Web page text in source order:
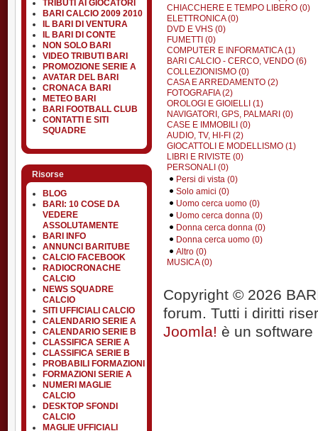
TRIBUTI AI GIOCATORI
BARI CALCIO 2009 2010
IL BARI DI VENTURA
IL BARI DI CONTE
NON SOLO BARI
VIDEO TRIBUTI BARI
PROMOZIONE SERIE A
AVATAR DEL BARI
CRONACA BARI
METEO BARI
BARI FOOTBALL CLUB
CONTATTI E SITI
SQUADRE
Risorse
BLOG
BARI: 10 COSE DA
VEDERE
ASSOLUTAMENTE
BARI INFO
ANNUNCI BARITUBE
CALCIO FACEBOOK
RADIOCRONACHE
CALCIO
NEWS SQUADRE
CALCIO
SITI UFFICIALI CALCIO
CALENDARIO SERIE A
CALENDARIO SERIE B
CLASSIFICA SERIE A
CLASSIFICA SERIE B
PROBABILI FORMAZIONI
FORMAZIONI SERIE A
NUMERI MAGLIE
CALCIO
DESKTOP SFONDI
CALCIO
MAGLIE UFFICIALI
CHIACCHERE E TEMPO LIBERO (0)
ELETTRONICA (0)
DVD E VHS (0)
FUMETTI (0)
COMPUTER E INFORMATICA (1)
BARI CALCIO - CERCO, VENDO (6)
COLLEZIONISMO (0)
CASA E ARREDAMENTO (2)
FOTOGRAFIA (2)
OROLOGI E GIOIELLI (1)
NAVIGATORI, GPS, PALMARI (0)
CASE E IMMOBILI (0)
AUDIO, TV, HI-FI (2)
GIOCATTOLI E MODELLISMO (1)
LIBRI E RIVISTE (0)
PERSONALI (0)
Persi di vista (0)
Solo amici (0)
Uomo cerca uomo (0)
Uomo cerca donna (0)
Donna cerca donna (0)
Donna cerca uomo (0)
Altro (0)
MUSICA (0)
Copyright © 2026
forum. Tutti i diritti
Joomla! è un